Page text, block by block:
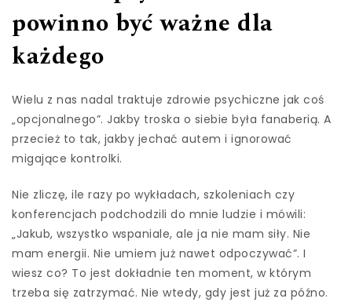
powinno być ważne dla
każdego
Wielu z nas nadal traktuje zdrowie psychiczne jak coś
„opcjonalnego”. Jakby troska o siebie była fanaberią. A
przecież to tak, jakby jechać autem i ignorować
migające kontrolki.
Nie zliczę, ile razy po wykładach, szkoleniach czy
konferencjach podchodzili do mnie ludzie i mówili:
„Jakub, wszystko wspaniale, ale ja nie mam siły. Nie
mam energii. Nie umiem już nawet odpoczywać”. I
wiesz co? To jest dokładnie ten moment, w którym
trzeba się zatrzymać. Nie wtedy, gdy jest już za późno.